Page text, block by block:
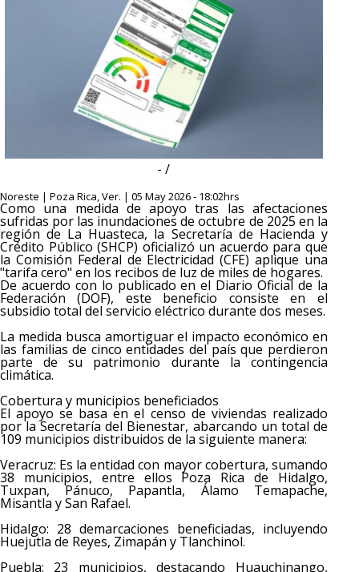
- /
Noreste | Poza Rica, Ver. | 05 May 2026 - 18:02hrs
Como una medida de apoyo tras las afectaciones
sufridas por las inundaciones de octubre de 2025 en la
región de La Huasteca, la Secretaría de Hacienda y
Crédito Público (SHCP) oficializó un acuerdo para que
la Comisión Federal de Electricidad (CFE) aplique una
"tarifa cero" en los recibos de luz de miles de hogares.
​De acuerdo con lo publicado en el Diario Oficial de la
Federación (DOF), este beneficio consiste en el
subsidio total del servicio eléctrico durante dos meses.
La medida busca amortiguar el impacto económico en
las familias de cinco entidades del país que perdieron
parte de su patrimonio durante la contingencia
climática.
​Cobertura y municipios beneficiados
​El apoyo se basa en el censo de viviendas realizado
por la Secretaría del Bienestar, abarcando un total de
109 municipios distribuidos de la siguiente manera:
​Veracruz: Es la entidad con mayor cobertura, sumando
38 municipios, entre ellos Poza Rica de Hidalgo,
Tuxpan, Pánuco, Papantla, Álamo Temapache,
Misantla y San Rafael.
​Hidalgo: 28 demarcaciones beneficiadas, incluyendo
Huejutla de Reyes, Zimapán y Tlanchinol.
​Puebla: 23 municipios, destacando Huauchinango,